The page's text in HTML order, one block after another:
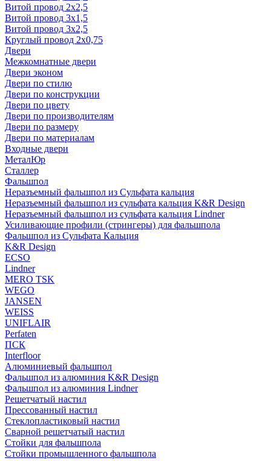
Витой провод 2x2,5
Витой провод 3x1,5
Витой провод 3x2,5
Круглый провод 2x0,75
Двери
Межкомнатные двери
Двери эконом
Двери по стилю
Двери по конструкции
Двери по цвету
Двери по производителям
Двери по размеру
Двери по материалам
Входные двери
МеталЮр
Сталлер
Фальшпол
Неразъемный фальшпол из Сульфата кальция
Неразъемный фальшпол из сульфата кальция K&R Design
Неразъемный фальшпол из сульфата кальция Lindner
Усиливающие профили (стрингеры) для фальшпола
Фальшпол из Сульфата Кальция
K&R Design
ECSO
Lindner
MERO TSK
WEGO
JANSEN
WEISS
UNIFLAIR
Perfaten
ПСК
Interfloor
Алюминиевый фальшпол
Фальшпол из алюминия K&R Design
Фальшпол из алюминия Lindner
Решетчатый настил
Прессованный настил
Стеклопластиковый настил
Сварной решетчатый настил
Стойки для фальшпола
Стойки промышленного фальшпола